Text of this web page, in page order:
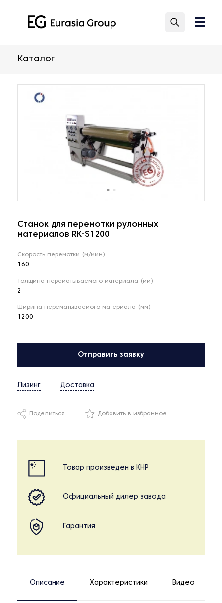
Каталог
Станок для перемотки рулонных
материалов RK-S1200
Скорость перемотки (м/мин)
160
Толщина перематываемого материала (мм)
2
Ширина перематываемого материала (мм)
1200
Отправить заявку
Лизинг Доставка
Поделиться Добавить в избранное
Товар произведен в КНР
Официальный дилер завода
Гарантия
Описание Характеристики Видео